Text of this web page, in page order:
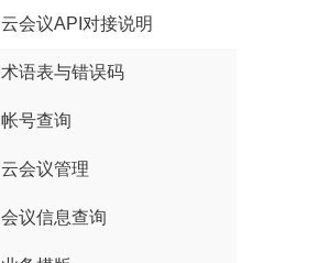
云会议API对接说明
术语表与错误码
帐号查询
云会议管理
会议信息查询